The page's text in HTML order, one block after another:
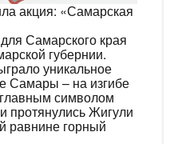
акция: «Самарская
Самарского края
губернии.
уникальное
Самары – на изгибе
символом
протянулись Жигули
равнине горный